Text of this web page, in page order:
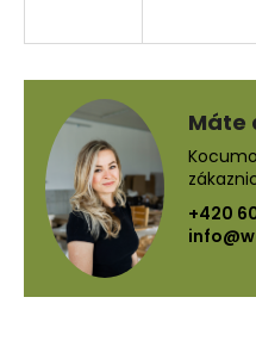
Máte
+420
s